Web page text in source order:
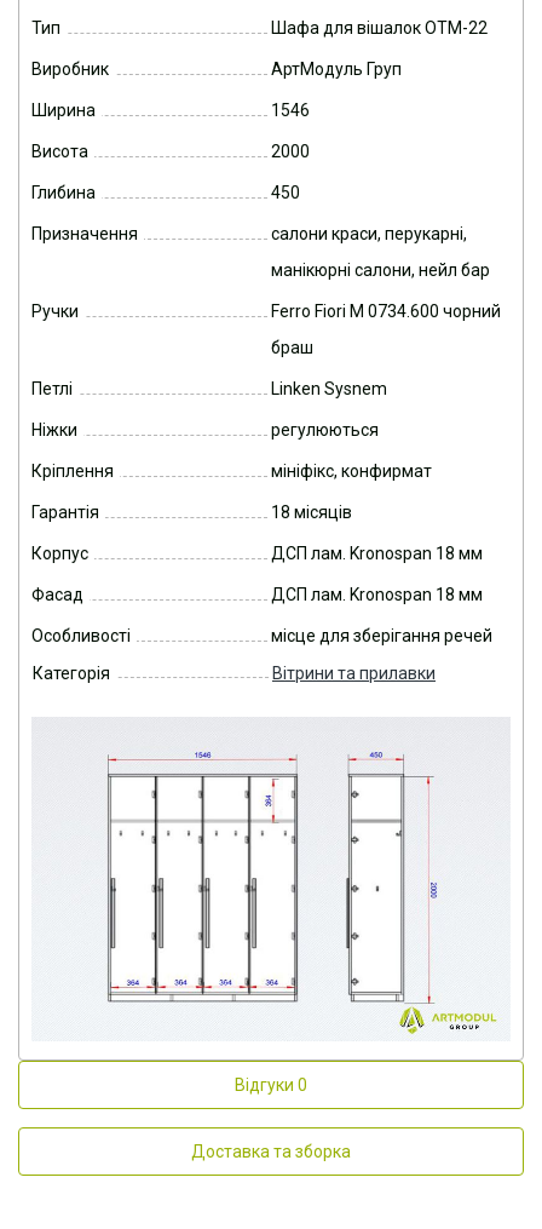
Тип Шафа для вішалок ОТМ-22
Виробник АртМодуль Груп
Ширина 1546
Висота 2000
Глибина 450
Призначення
салони краси, перукарні,
манікюрні салони, нейл бар
Ручки
Ferro Fiori M 0734.600 чорний
браш
Петлі Linken Sysnem
Ніжки регулюються
Кріплення мініфікс, конфирмат
Гарантія 18 місяців
Корпус ДСП лам. Kronospan 18 мм
Фасад ДСП лам. Kronospan 18 мм
Особливості
місце для зберігання речей
Категорія
Вітрини та прилавки
Відгуки 0
Доставка та зборка